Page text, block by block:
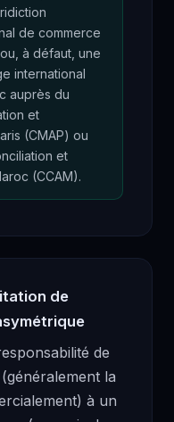
de commerce
à défaut, une
international
auprès du
et
(CMAP) ou
et
(CCAM).
de
de
la
à un